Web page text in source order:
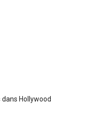
Hollywood